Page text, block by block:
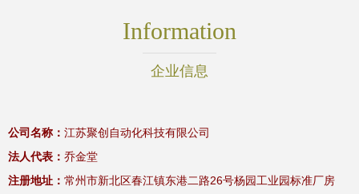
Information
企业信息
公司名称： 江苏聚创自动化科技有限公司
法人代表： 乔金堂
注册地址： 常州市新北区春江镇东港二路26号杨园工业园标准厂房